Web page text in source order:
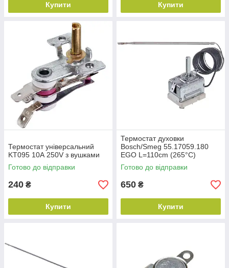
Купити Купити
Термостат універсальний
KT095 10А 250V з вушками
Готово до відправки
240 ₴
Купити
Термостат духовки
Bosch/Smeg 55.17059.180
EGO L=110cm (265°C)
Готово до відправки
650 ₴
Купити